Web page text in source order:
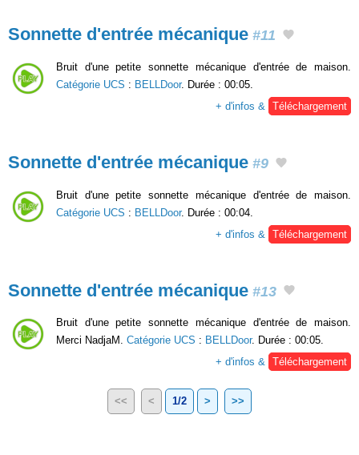
Sonnette d'entrée mécanique #11
Bruit d'une petite sonnette mécanique d'entrée de maison.
Catégorie UCS : BELLDoor. Durée : 00:05.
+ d'infos &
Téléchargement
Sonnette d'entrée mécanique #9
Bruit d'une petite sonnette mécanique d'entrée de maison.
Catégorie UCS : BELLDoor. Durée : 00:04.
+ d'infos &
Téléchargement
Sonnette d'entrée mécanique #13
Bruit d'une petite sonnette mécanique d'entrée de maison.
Merci NadjaM. Catégorie UCS : BELLDoor. Durée : 00:05.
+ d'infos & Téléchargement
<< < 1/2 > >>